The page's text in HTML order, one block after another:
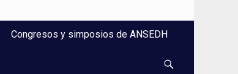
Congresos y simposios de ANSEDH